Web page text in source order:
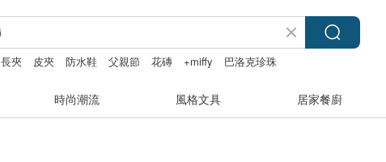
長夾 皮夾 防水鞋 父親節 花磚 +miffy 巴洛克珍珠
時尚潮流 風格文具 居家餐廚